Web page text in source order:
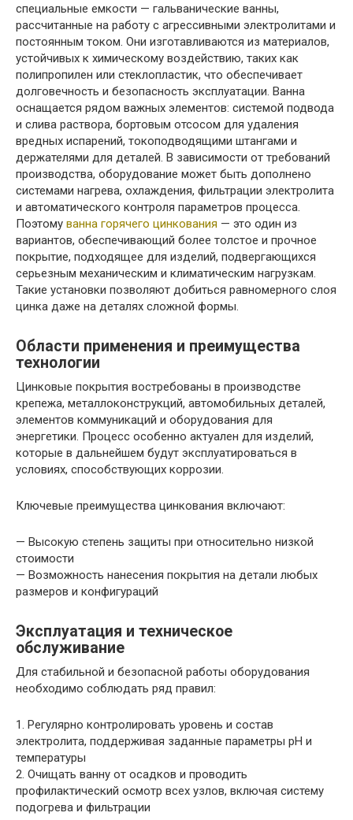
специальные емкости — гальванические ванны,
рассчитанные на работу с агрессивными электролитами и
постоянным током. Они изготавливаются из материалов,
устойчивых к химическому воздействию, таких как
полипропилен или стеклопластик, что обеспечивает
долговечность и безопасность эксплуатации. Ванна
оснащается рядом важных элементов: системой подвода
и слива раствора, бортовым отсосом для удаления
вредных испарений, токоподводящими штангами и
держателями для деталей. В зависимости от требований
производства, оборудование может быть дополнено
системами нагрева, охлаждения, фильтрации электролита
и автоматического контроля параметров процесса.
Поэтому ванна горячего цинкования — это один из
вариантов, обеспечивающий более толстое и прочное
покрытие, подходящее для изделий, подвергающихся
серьезным механическим и климатическим нагрузкам.
Такие установки позволяют добиться равномерного слоя
цинка даже на деталях сложной формы.
Области применения и преимущества
технологии
Цинковые покрытия востребованы в производстве
крепежа, металлоконструкций, автомобильных деталей,
элементов коммуникаций и оборудования для
энергетики. Процесс особенно актуален для изделий,
которые в дальнейшем будут эксплуатироваться в
условиях, способствующих коррозии.
Ключевые преимущества цинкования включают:
— Высокую степень защиты при относительно низкой
стоимости
— Возможность нанесения покрытия на детали любых
размеров и конфигураций
Эксплуатация и техническое
обслуживание
Для стабильной и безопасной работы оборудования
необходимо соблюдать ряд правил:
1. Регулярно контролировать уровень и состав
электролита, поддерживая заданные параметры pH и
температуры
2. Очищать ванну от осадков и проводить
профилактический осмотр всех узлов, включая систему
подогрева и фильтрации